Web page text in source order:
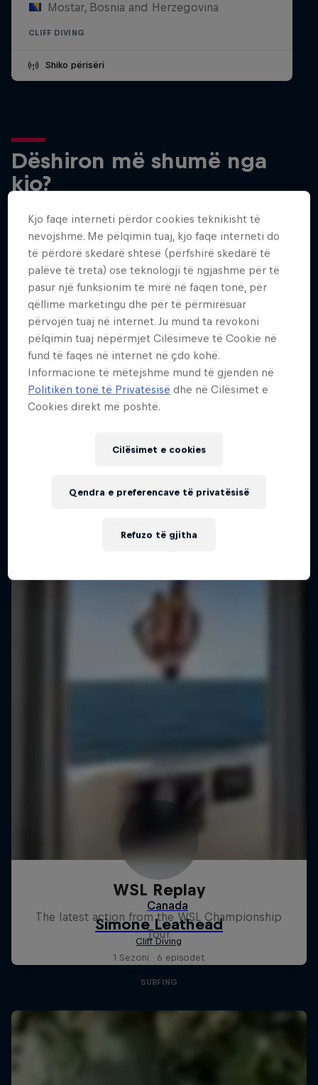
Mostar, Bosnia and Herzegovina
CLIFF DIVING
Shiko përisëri
Dëshiron më shumë nga
kjo?
Surfing
Welcome to the Surf Hub, where you will find a rip-
roaring collection of surf films, shows and …
Më shumë si kjo
Inside Pro Surfing
Come backstage on the 2025 WSL
Championship Tour
2 Sezone · 18 episodet
WSL Replay
The latest action from the WSL Championship
Tour
1 Sezoni · 6 episodet
SURFING
Kjo faqe interneti përdor cookies teknikisht të
nevojshme. Me pëlqimin tuaj, kjo faqe interneti do
të përdorë skedarë shtesë (përfshirë skedarë të
palëve të treta) ose teknologji të ngjashme për të
pasur një funksionim të mirë në faqen tonë, për
qëllime marketingu dhe për të përmirësuar
përvojën tuaj në internet. Ju mund ta revokoni
pëlqimin tuaj nëpërmjet Cilësimeve të Cookie në
fund të faqes në internet në çdo kohë.
Informacione të mëtejshme mund të gjenden në
Politikën tonë të Privatësisë dhe në Cilësimet e
Cookies direkt më poshtë.
Cilësimet e cookies
Refuzo të gjitha
Qendra e preferencave të privatësisë